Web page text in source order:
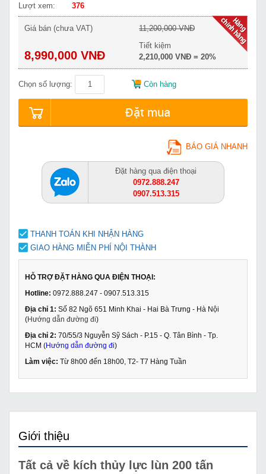
Lượt xem:
376
Giá bán (chưa VAT)
8,990,000 VNĐ
11,200,000 VNĐ
Tiết kiệm
2,210,000 VNĐ = 20%
Chọn số lượng: Còn hàng
Đặt mua
BÁO GIÁ NHANH
Đặt hàng qua điện thoại
0972.888.247
0907.513.315
THANH TOÁN KHI NHẬN HÀNG
GIAO HÀNG MIỄN PHÍ NỘI THÀNH
HỖ TRỢ ĐẶT HÀNG QUA ĐIỆN THOẠI:
Hotline: 0972.888.247 - 0907.513.315
Địa chỉ 1: Số 82 Ngõ 651 Minh Khai - Hai Bà Trưng - Hà Nội
(Hướng dẫn đường đi)
Địa chỉ 2: 70/55/3 Nguyễn Sỹ Sách - P.15 - Q. Tân Bình - Tp.
HCM (Hướng dẫn đường đi)
Làm việc: Từ 8h00 đến 18h00, T2- T7 Hàng Tuần
Giới thiệu
Tất cả về kích thủy lực lùn 200 tấn